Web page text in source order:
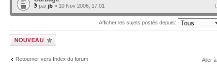
par jb » 10 Nov 2006, 17:01
Afficher les sujets postés depuis:
Ecrire un nouveau
sujet
Retourner vers Index du forum Aller